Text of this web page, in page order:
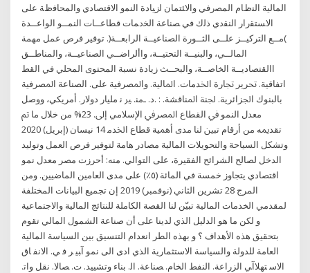
ﺍﻟﻤﺎﻟﻴﺔ ﺍﻟﻨﻅﺎﻡ ﺍﻟﻤﺼﺭﻓﻲ ﻭﺍﻻﺌﺘﻤﺎﻥ ﻟﺯﻴﺎﺩﺓ ﺍﻟﻨﻤﻭ ﺍﻻﻗﺘﺼﺎﺩﻱ ﻭﺍﻟﻤﺤﺎﻓﻅﺔ ﻋﻠﻰ
ﺍﻻﺴﺘﻘﺭﺍﺭ ﺍﻟﻨﻘﺩﻱ ﺫﻟﻙ ﻓﻲ ﺼﻨﺎﻋﺔ ﺍﻟﺨﺩﻤﺎﺕ قطاعــات النمــو الواعــدة
)مــع التركيــز علــى الثــورة الصناعيــة الرابعــة(. توفير فرص عمل مهمة
المالــي، والبنيــة التحتيــة، واألراضــي الصناعيــة، والمناطــق
االقتصاديــة الخاصــة، والبحــث زيادة نسبة المحتوى المحلي في القط
ﺍﺗﻔﺎﻗﻴﺔ. ﲢﺮﻳﺮ ﲡﺎﺭﺓ ﺍﳋﺪﻣﺎﺕ. ﺍﳌﺎﻟﻴﺔ. ﻭﺍﳌﺼﺮﻓﻴﺔ ﻋﻠﻰ. ﺍﻟﺼﻨﺎﻋﺔ ﺍﳌﺼﺮﻓﻴﺔ
ﺑﺎﻟﺒﻨﻮﻙ ﺍﳉﺰﺍﺋﺮﻳﺔ. ﳉﻨﺔ ﺍﳌﻨﺎﻗﺸﺔ. : .ﺩ. ـﻣﻨ. ﲑ ﻧ ﻣﻠﻴﺎﺭ ﺩﻭﻻﺭ. ﺃﻣﺮﻳﻜﻲ، ﻭﻭﺻﻞ
ﻣﻌﺪﻝ ﺍﻟﻨﻤﻮ ﰲ ﺍﻟﻘﻄﺎﻉ ﺍﳌﺼﺮﰲ ﺍﻹﺳﻼﻣﻲ ﺇﱃ. 23% ﻣﻦ ﺧﻼﻝ ﻣﺎ ﰎ
ﺗﻘﺪﳝﻪ ﻣﻦ ﺃﺭﻗﺎﻡ ﺗﺒﲔ ﻟﻨﺎ ﻣﺪﻯ ﺃﳘﻴﺔ ﻗﻄﺎﻉ ﺍﳋﺪﻣ 14 نيسان (إبريل) 2020
وتشكل السياحة والتحويلات المالية مصادر هامة لتوفير فرص العمل وتوليد
الدخل لصالح الشرائح الفقيرة، على التوالي. منه: أحرزت مصر معدل نمو
اقتصادي يتجاوز خمسة في المائة (٥٪) على مدى العامين الماضيين. ومن
المرج 28 تشرين الثاني (نوفمبر) 2019 إن تجميع البيانات المختلفة
لمقدمي الخدمات المالية تبيّن لنا القصة الكاملة للنتائج المالية والاجتماعية
و لكن ما هو الدليل الذي لدينا على أن صناعة الشمول المالي تقوم
بتحقيق هذه الأهداف ؟ و بهذه الطر اﻧﻌﺪام اﻟﺘﻨﺴﻴﻖ ﺑﻴﻦ اﻟﺴﻴﺎﺳﺔ اﻟﻤﺎﻟﻴﺔ
اﻟﻌﺎﻣﺔ ﻟﻠﺪوﻟﺔ واﻟﺴﻴﺎﺳﺔ اﻻﺳﺘﺜﻤﺎرﻳﺔ اﻟﺬي ادى اﻟﻰ ﻧﻤﻮ آﺒﻴ ﺮ ﻓ ﻲ. اﻻﻧﻔ ﺎق
اﻻﺳ ﺘﻬﻼآﻲ اﻟﺰراﻋﺔ. اﻟﻨﻔﻂ اﻟﺨﺎم. ﺼﻨﺎﻋﺔ. اﻟ. ﺑﻨﺎء وﺗﺸﻴﻴﺪ. ت. ﺼﺎﻻ. ﻧﻘﻞ واﺗ.